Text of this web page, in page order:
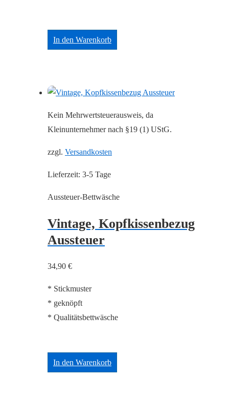
In den Warenkorb
Kein Mehrwertsteuerausweis, da
Kleinunternehmer nach §19 (1) UStG.
zzgl. Versandkosten
Lieferzeit: 3-5 Tage
Aussteuer-Bettwäsche
Vintage, Kopfkissenbezug
Aussteuer
34,90 €
* Stickmuster
* geknöpft
* Qualitätsbettwäsche
In den Warenkorb